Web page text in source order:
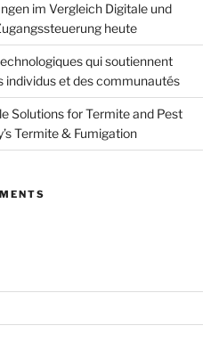
im Vergleich Digitale und
heute
qui soutiennent
individus et des communautés
Solutions for Termite and Pest
Termite & Fumigation